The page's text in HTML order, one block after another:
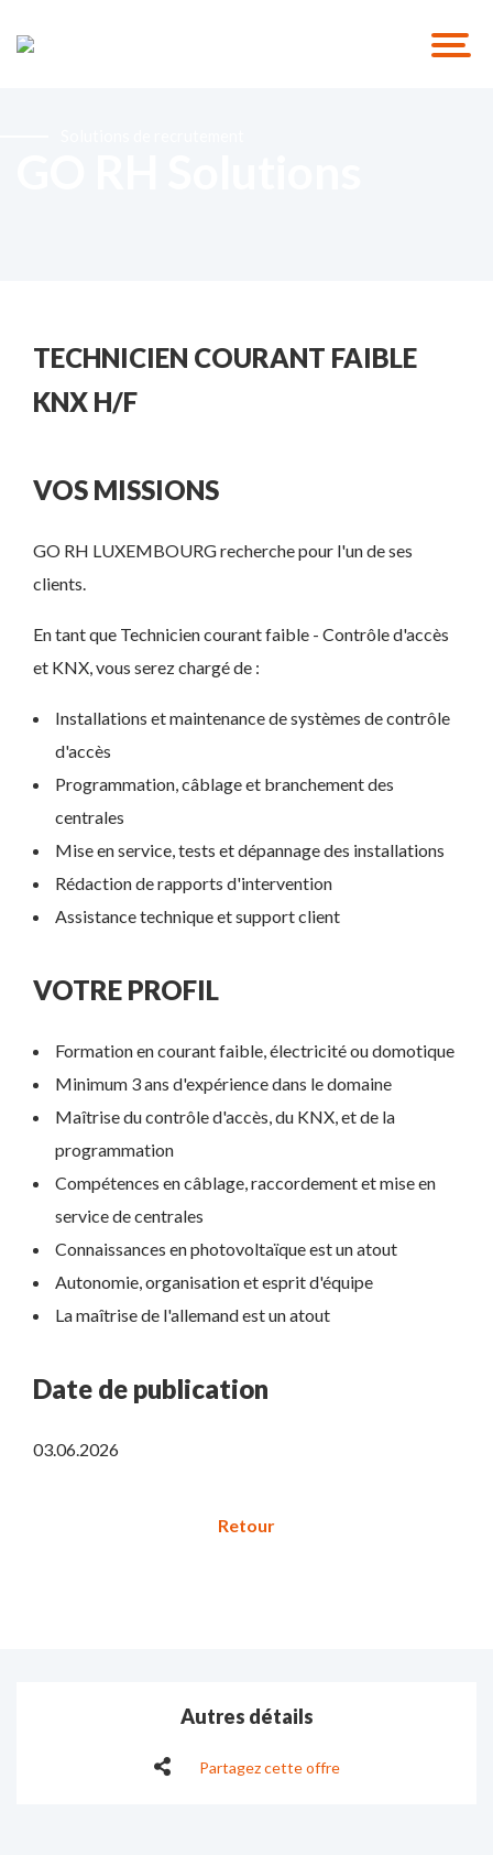
TECHNICIEN COURANT FAIBLE
KNX H/F
VOS MISSIONS
GO RH LUXEMBOURG recherche pour l'un de ses
clients.
En tant que Technicien courant faible - Contrôle d'accès
et KNX, vous serez chargé de :
Installations et maintenance de systèmes de contrôle
d'accès
Programmation, câblage et branchement des
centrales
Mise en service, tests et dépannage des installations
Rédaction de rapports d'intervention
Assistance technique et support client
VOTRE PROFIL
Formation en courant faible, électricité ou domotique
Minimum 3 ans d'expérience dans le domaine
Maîtrise du contrôle d'accès, du KNX, et de la
programmation
Compétences en câblage, raccordement et mise en
service de centrales
Connaissances en photovoltaïque est un atout
Autonomie, organisation et esprit d'équipe
La maîtrise de l'allemand est un atout
Date de publication
03.06.2026
Autres détails
Partagez cette offre